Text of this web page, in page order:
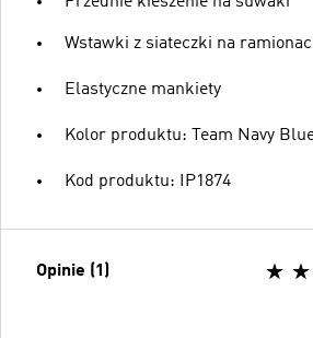
Wstawki z siateczki na
Elastyczne mankiety
Kolor produktu: Team Navy
Kod produktu: IP1874
Opinie (1)